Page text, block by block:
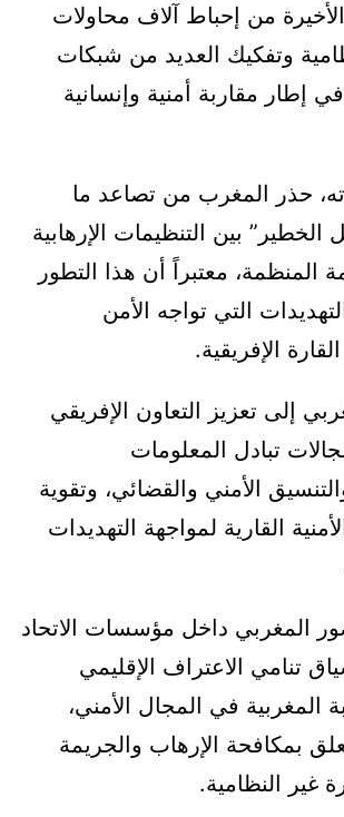
من إحباط آلاف محاولات
وتفكيك العديد من شبكات
في إطار مقاربة أمنية وإنسانية
حذر المغرب من تصاعد ما
الخطير” بين التنظيمات الإرهابية
المنظمة، معتبراً أن هذا التطور
التي تواجه الأمن
الإفريقية.
إلى تعزيز التعاون الإفريقي
تبادل المعلومات
الأمني والقضائي، وتقوية
القارية لمواجهة التهديدات
المغربي داخل مؤسسات الاتحاد
تنامي الاعتراف الإقليمي
المغربية في المجال الأمني،
بمكافحة الإرهاب والجريمة
غير النظامية.